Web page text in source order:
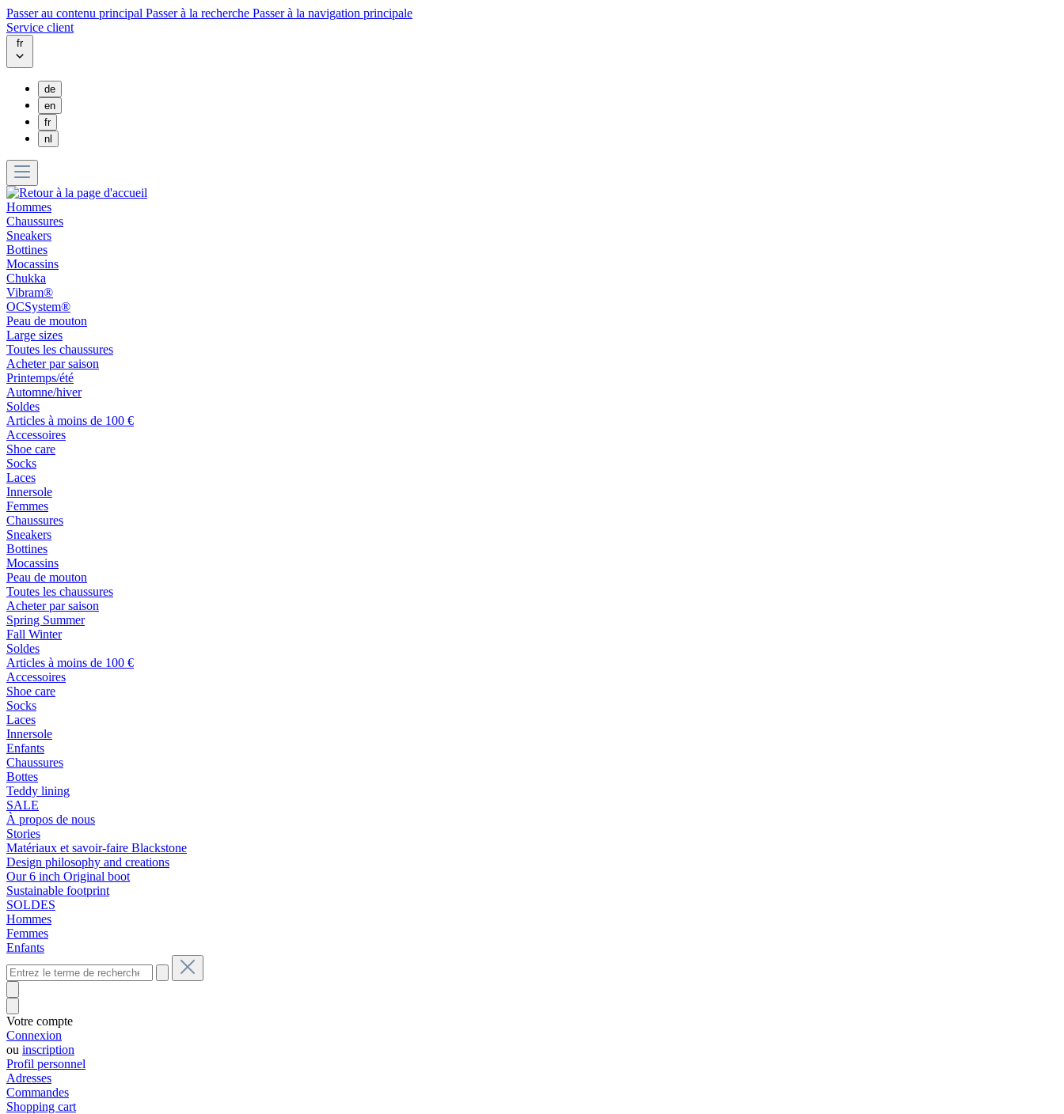
Passer au contenu principal Passer à la recherche Passer à la navigation principale
Service client
fr
de
en
fr
nl
Hommes
Chaussures
Sneakers
Bottines
Mocassins
Chukka
Vibram®
OCSystem®
Peau de mouton
Large sizes
Toutes les chaussures
Acheter par saison
Printemps/été
Automne/hiver
Soldes
Articles à moins de 100 €
Accessoires
Shoe care
Socks
Laces
Innersole
Femmes
Chaussures
Sneakers
Bottines
Mocassins
Peau de mouton
Toutes les chaussures
Acheter par saison
Spring Summer
Fall Winter
Soldes
Articles à moins de 100 €
Accessoires
Shoe care
Socks
Laces
Innersole
Enfants
Chaussures
Bottes
Teddy lining
SALE
À propos de nous
Stories
Matériaux et savoir-faire Blackstone
Design philosophy and creations
Our 6 inch Original boot
Sustainable footprint
SOLDES
Hommes
Femmes
Enfants
Votre compte
Connexion
ou inscription
Profil personnel
Adresses
Commandes
Shopping cart